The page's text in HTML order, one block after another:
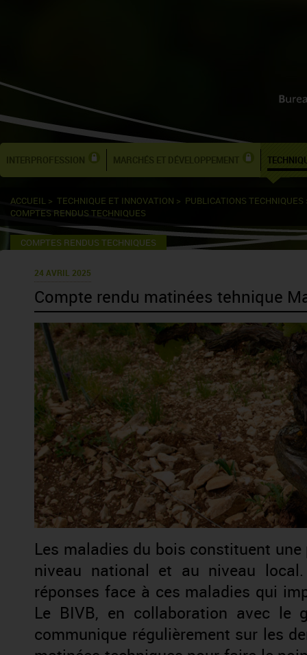
INTERPROFESSION MARCHÉS ET DÉVELOPPEMENT
ACCUEIL > TECHNIQUE ET INNOVATION > PUBLICATIONS TECHNIQUES
COMPTES RENDUS TECHNIQUES
COMPTES RENDUS TECHNIQUES
24 AVRIL 2025
Compte rendu matinées tehnique
Les maladies du bois constituent
niveau national et au niveau
réponses face à ces maladies qui
Le BIVB, en collaboration avec le
communique régulièrement sur les